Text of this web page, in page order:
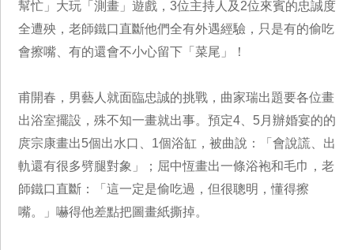
幫忙」大玩「測畫」遊戲，3位主持人及2位來賓的忠誠度
全遭殃，老師鐵口直斷他們全有外遇經驗，只是有的偷吃
會擦嘴、有的還會不小心留下「菜尾」！
甫開春，男藝人就面臨忠誠的挑戰，曲家瑞出題要各位畫
出浴室擺設，殊不知一畫就出事。預定4、5月辦婚宴的的
庹宗康畫出5個出水口、1個浴缸，被曲說：「會說謊、出
軌還有很多劈腿對象」；屈中恆畫出一條浴袍和毛巾，老
師鐵口直斷：「這一定是偷吃過，但很聰明，懂得擦
嘴。」嚇得他差點把圖畫紙撕掉。